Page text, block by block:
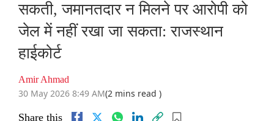
सकती, जमानतदार न मिलने पर आरोपी को
जेल में नहीं रखा जा सकता: राजस्थान
हाईकोर्ट
Amir Ahmad
30 May 2026 8:49 AM(2 mins read )
Share this